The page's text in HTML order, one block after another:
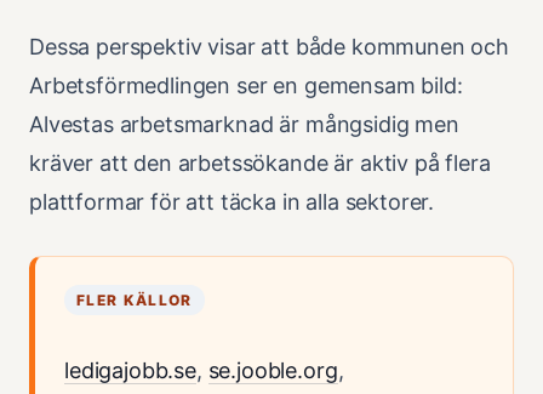
Dessa perspektiv visar att både kommunen och
Arbetsförmedlingen ser en gemensam bild:
Alvestas arbetsmarknad är mångsidig men
kräver att den arbetssökande är aktiv på flera
plattformar för att täcka in alla sektorer.
FLER KÄLLOR
ledigajobb.se, se.jooble.org,